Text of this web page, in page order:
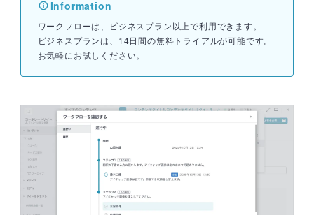
ワークフローは、ビジネスプラン以上で利用できます。
ビジネスプランは、14日間の無料トライアルが可能です。
お気軽にお試しください。